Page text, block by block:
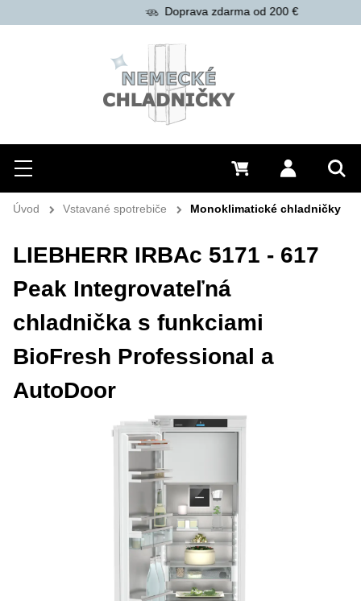
Hľadať
Menu Prihlásiť
0 €
Doprava zdarma od 200 €
Úvod Vstavané spotrebiče Monoklimatické chladničky
LIEBHERR IRBAc 5171 - 617
Peak Integrovateľná
chladnička s funkciami
BioFresh Professional a
AutoDoor